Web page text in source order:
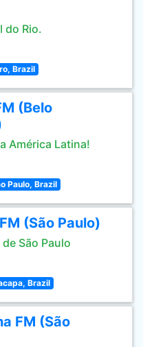
do Rio.
Brazil
(Belo
América Latina!
Paulo, Brazil
(São Paulo)
São Paulo
Brazil
FM (São